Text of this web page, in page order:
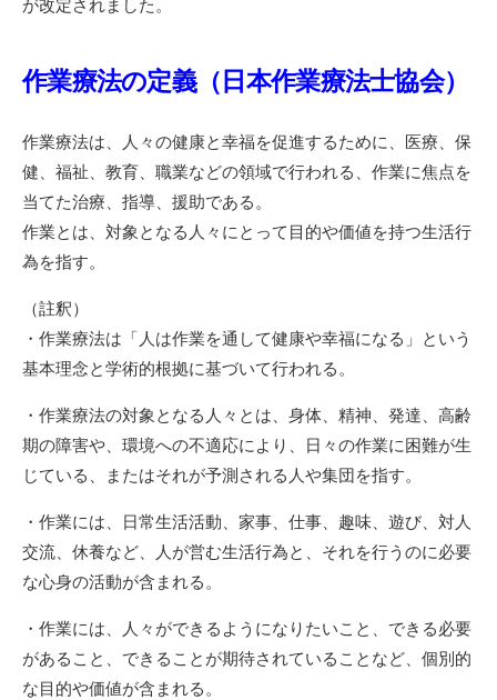
が改定されました。
作業療法の定義（日本作業療法士協会）
作業療法は、人々の健康と幸福を促進するために、医療、保
健、福祉、教育、職業などの領域で行われる、作業に焦点を
当てた治療、指導、援助である。
作業とは、対象となる人々にとって目的や価値を持つ生活行
為を指す。
（註釈）
・作業療法は「人は作業を通して健康や幸福になる」という
基本理念と学術的根拠に基づいて行われる。
・作業療法の対象となる人々とは、身体、精神、発達、高齢
期の障害や、環境への不適応により、日々の作業に困難が生
じている、またはそれが予測される人や集団を指す。
・作業には、日常生活活動、家事、仕事、趣味、遊び、対人
交流、休養など、人が営む生活行為と、それを行うのに必要
な心身の活動が含まれる。
・作業には、人々ができるようになりたいこと、できる必要
があること、できることが期待されていることなど、個別的
な目的や価値が含まれる。